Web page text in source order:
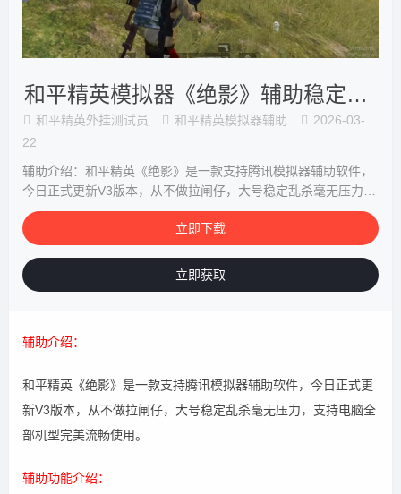
和平精英模拟器《绝影》辅助稳定了三个赛季
和平精英外挂测试员 和平精英模拟器辅助
2026-03-
22
辅助介绍：和平精英《绝影》是一款支持腾讯模拟器辅助软件，
今日正式更新V3版本，从不做拉闸仔，大号稳定乱杀毫无压力，
支持电脑全部机...
立即下载
立即获取
辅助介绍：
和平精英《绝影》是一款支持腾讯模拟器辅助软件，今日正式更
新V3版本，从不做拉闸仔，大号稳定乱杀毫无压力，支持电脑全
部机型完美流畅使用。
辅助功能介绍：